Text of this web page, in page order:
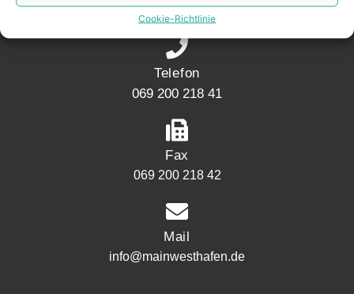
Cookie-Richtlinie
60327 Frankfurt
Telefon
069 200 218 41
Fax
069 200 218 42
Mail
info@mainwesthafen.de